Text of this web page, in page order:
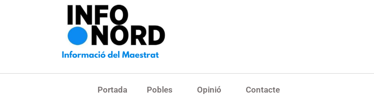
Portada Pobles Opinió Contacte